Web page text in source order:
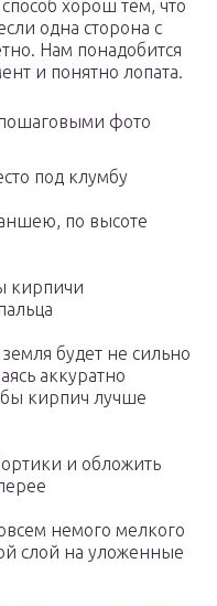
хорош тем, что
одна сторона с
Нам понадобится
и понятно лопата.
пошаговыми фото
под клумбу
по высоте
кирпичи
будет не сильно
аккуратно
кирпич лучше
и обложить
немого мелкого
слой на уложенные